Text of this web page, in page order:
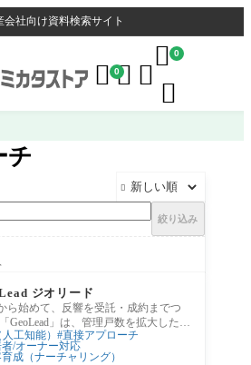
会社向け資料検索サイト
 0 
 0

チ

絞り込み
ジオリード
ら始めて、反響を受託・成約までつ
GeoLead」は、管理戸数を拡大したい
理会社にとって、新規オーナー開拓
工知能）
直接アプローチ
者/オーナー対応
成（ナーチャリング）